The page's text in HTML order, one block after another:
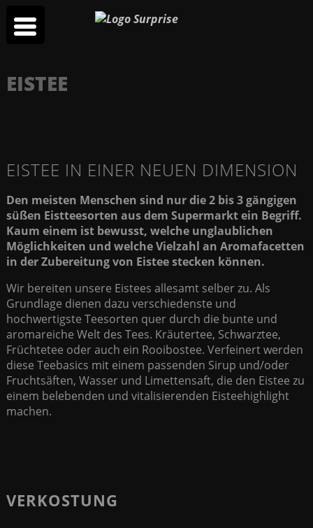
EISTEE
EISTEE IN EINER NEUEN DIMENSION
Den meisten Menschen sind nur die 2 bis 3 gängigen
süßen Eistteesorten aus dem Supermarkt ein Begriff.
Kaum einem ist bewusst, welche unglaublichen
Möglichkeiten und welche Vielzahl an Aromafacetten
in der Zubereitung von Eistee stecken können.
Wir bereiten unsere Eistees allesamt selber zu. Als
Grundlage dienen dazu verschiedenste und
hochwertigste Teesorten quer durch die bunte und
aromareiche Welt des Tees. Kräutertee, Schwarztee,
Früchtetee oder auch ein Rooibostee. Verfeinert werden
diese Teebasics mit einem passenden Sirup und/oder
Fruchtsäften, Wasser und Limettensaft, die den Eistee zu
einem belebenden und vitalisierenden Eisteehighlight
machen.
VERKOSTUNG